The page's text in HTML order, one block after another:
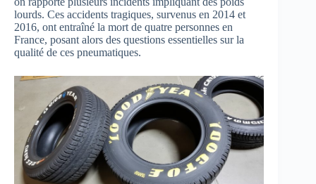
lourds. Ces accidents tragiques, survenus en 2014 et
2016, ont entraîné la mort de quatre personnes en
France, posant alors des questions essentielles sur la
qualité de ces pneumatiques.